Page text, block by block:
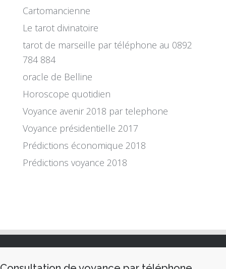
Cartomancienne
Le tarot divinatoire
tarot de marseille par téléphone au 0892
784 884
oracle de Belline
Horoscope quotidien
Voyance avenir 2018 par telephone
Voyance présidentielle 2017
Prédictions économique 2018
Prédictions voyance 2018